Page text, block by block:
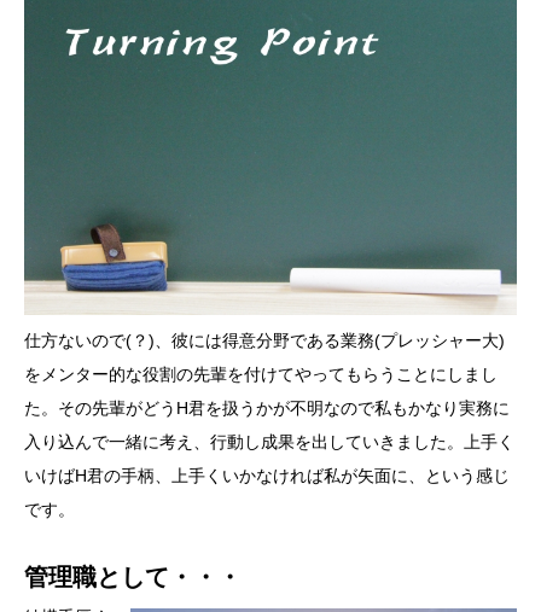
仕方ないので(？)、彼には得意分野である業務(プレッシャー大)
をメンター的な役割の先輩を付けてやってもらうことにしまし
た。その先輩がどうH君を扱うかが不明なので私もかなり実務に
入り込んで一緒に考え、行動し成果を出していきました。上手く
いけばH君の手柄、上手くいかなければ私が矢面に、という感じ
です。
管理職として・・・